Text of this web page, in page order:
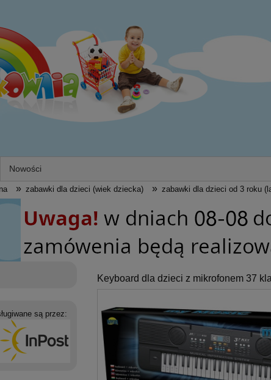
Nowości
» zabawki dla dzieci (wiek dziecka) » zabawki dla dzieci od 3 roku
są przez:
Keyboard dla dzieci z mikrofonem 37